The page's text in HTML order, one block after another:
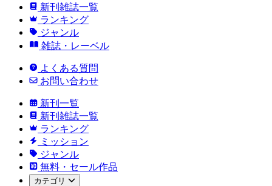
新刊雑誌一覧
ランキング
ジャンル
雑誌・レーベル
よくある質問
お問い合わせ
新刊一覧
新刊雑誌一覧
ランキング
ミッション
ジャンル
無料・セール作品
カテゴリ